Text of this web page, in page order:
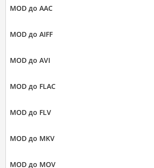
MOD до AAC
MOD до AIFF
MOD до AVI
MOD до FLAC
MOD до FLV
MOD до MKV
MOD до MOV